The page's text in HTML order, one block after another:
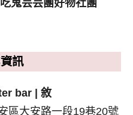
鬼芸芸團好物社團
訊
bar | 敘
區大安路一段19巷20號